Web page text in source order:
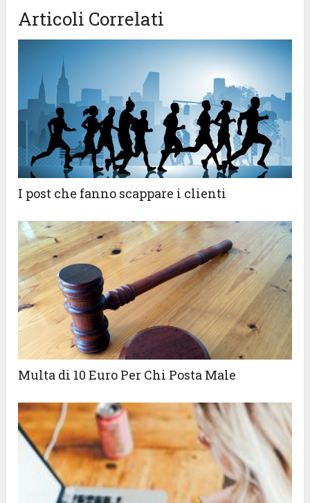
Articoli Correlati
I post che fanno scappare i clienti
Multa di 10 Euro Per Chi Posta Male